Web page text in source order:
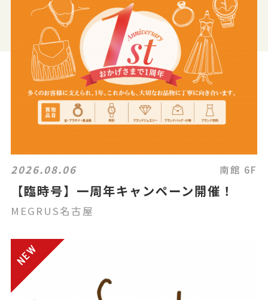
2026.08.06 南館 6F
【臨時号】一周年キャンペーン開催！
MEGRUS名古屋